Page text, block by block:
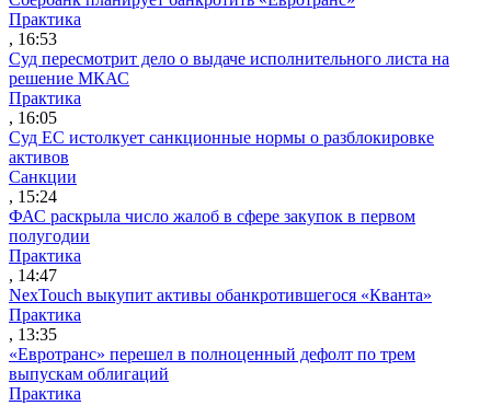
Практика
, 16:53
Суд пересмотрит дело о выдаче исполнительного листа на
решение МКАС
Практика
, 16:05
Суд ЕС истолкует санкционные нормы о разблокировке
активов
Санкции
, 15:24
ФАС раскрыла число жалоб в сфере закупок в первом
полугодии
Практика
, 14:47
NexTouch выкупит активы обанкротившегося «Кванта»
Практика
, 13:35
«Евротранс» перешел в полноценный дефолт по трем
выпускам облигаций
Практика